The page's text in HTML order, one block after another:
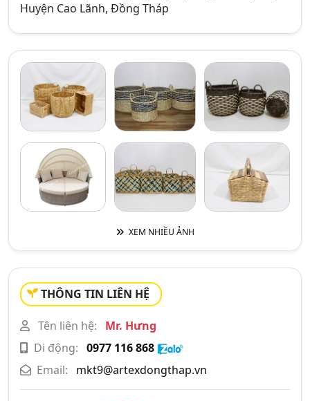
Huyện Cao Lãnh, Đồng Tháp
XEM NHIỀU ẢNH
THÔNG TIN LIÊN HỆ
Tên liên hệ:
Mr. Hưng
Di động: 0977 116 868
Email:
mkt9@artexdongthap.vn